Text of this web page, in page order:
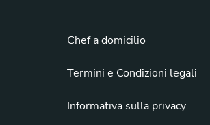
Chef a domicilio
Termini e Condizioni legali
Informativa sulla privacy